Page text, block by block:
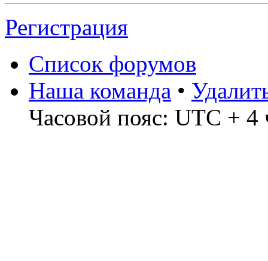
Регистрация
Список форумов
Наша команда •
Часовой пояс: UTC + 4